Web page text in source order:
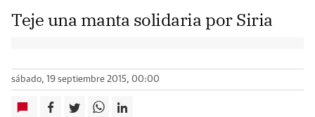
Teje una manta solidaria por Siria
sábado, 19 septiembre 2015, 00:00